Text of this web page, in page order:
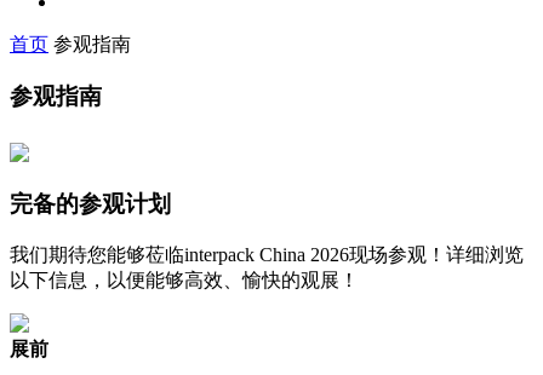
首页 参观指南
参观指南
完备的参观计划
我们期待您能够莅临interpack China 2026现场参观！详细浏览
以下信息，以便能够高效、愉快的观展！
展前